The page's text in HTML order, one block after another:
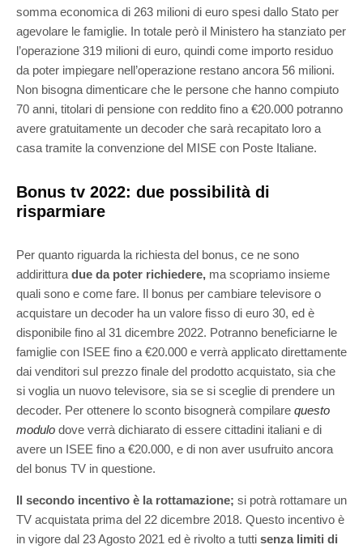
somma economica di 263 milioni di euro spesi dallo Stato per
agevolare le famiglie. In totale però il Ministero ha stanziato per
l’operazione 319 milioni di euro, quindi come importo residuo
da poter impiegare nell’operazione restano ancora 56 milioni.
Non bisogna dimenticare che le persone che hanno compiuto
70 anni, titolari di pensione con reddito fino a €20.000 potranno
avere gratuitamente un decoder che sarà recapitato loro a
casa tramite la convenzione del MISE con Poste Italiane.
Bonus tv 2022: due possibilità di
risparmiare
Per quanto riguarda la richiesta del bonus, ce ne sono
addirittura due da poter richiedere, ma scopriamo insieme
quali sono e come fare. Il bonus per cambiare televisore o
acquistare un decoder ha un valore fisso di euro 30, ed è
disponibile fino al 31 dicembre 2022. Potranno beneficiarne le
famiglie con ISEE fino a €20.000 e verrà applicato direttamente
dai venditori sul prezzo finale del prodotto acquistato, sia che
si voglia un nuovo televisore, sia se si sceglie di prendere un
decoder. Per ottenere lo sconto bisognerà compilare questo
modulo dove verrà dichiarato di essere cittadini italiani e di
avere un ISEE fino a €20.000, e di non aver usufruito ancora
del bonus TV in questione.
Il secondo incentivo è la rottamazione; si potrà rottamare un
TV acquistata prima del 22 dicembre 2018. Questo incentivo è
in vigore dal 23 Agosto 2021 ed è rivolto a tutti senza limiti di